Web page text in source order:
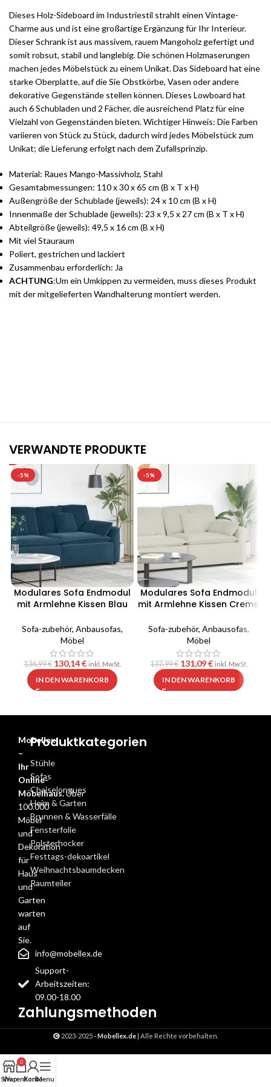
Dieses Holz-Sideboard im Industriestil strahlt einen Vintage-
Charme aus und ist eine großartige Ergänzung für Ihr Interieur.
Dieser Schrank ist aus massivem, rauem Mangoholz gefertigt und
somit robsut, stabil und langlebig. Die schönen Holzmaserungen
machen jedes Möbelstück zu einem Unikat. Das Sideboard hat eine
starke Oberplatte, auf die Sie Obstkörbe, Vasen oder andere
dekorative Gegenstände stellen können. Dieses Lowboard hat
auch 6 Schubladen und 2 Fächer, die ausreichend Platz für eine
Vielzahl von Gegenständen bieten. Wichtiger Hinweis: Die Farben
variieren von Stück zu Stück, dadurch wird jedes Möbelstück zum
Unikat; die Lieferung erfolgt nach dem Zufallsprinzip.
Material: Raues Mango-Massivholz, Stahl
Gesamtabmessungen: 110 x 30 x 65 cm (B x T x H)
Außengröße der Schublade (jeweils): 24 x 10 cm (B x H)
Innenmaße der Schublade (jeweils): 23 x 9,5 x 27 cm (B x T x H)
Abteilgröße (jeweils): 49,5 x 16 cm (B x H)
Mit viel Stauraum
Poliert, gestrichen und lackiert
Zusammenbau erforderlich: Ja
ACHTUNG:Um ein Umkippen zu vermeiden, muss dieses Produkt
mit der mitgelieferten Wandhalterung montiert werden.
VERWANDTE PRODUKTE
-5%
Modulares Sofa Endmodul
mit Armlehne Kissen Blau
Sofa-zubehör, Anbausofas,
Möbel
136,99€ 130,14€ inkl. MwSt.
IN DEN WARENKORB
-5%
Modulares Sofa Endmodul
mit Armlehne Kissen Creme
Sofa-zubehör, Anbausofas,
Möbel
137,99€ 131,09€ inkl. MwSt.
IN DEN WARENKORB
Mobellex
–
Ihr
Online-
Möbelhaus.Über
100.000
Möbel
und
Dekoration
für
Haus
und
Garten
warten
auf
Sie.
info@mobellex.de
Support-
Arbeitszeiten:
09.00-18.00
Zahlungsmethoden
Produktkategorien
Stühle
Sofas
Chaiselongues
Heim & Garten
Brunnen & Wasserfälle
Fensterfolie
Polsterhocker
Festtags-dekoartikel
Weihnachtsbaumdecken
Raumteiler
2023-2025 - Mobellex.de| Alle Rechte vorbehalten.
Shop
0
Warenkorb
KontoMenu